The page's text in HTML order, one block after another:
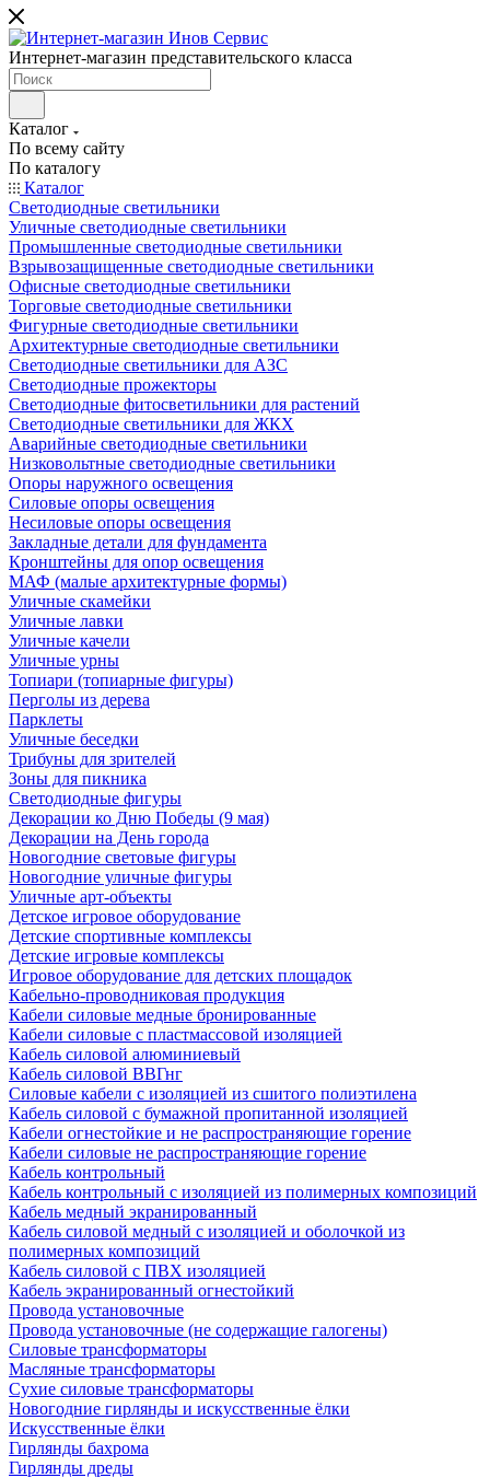
Интернет-магазин представительского класса
Каталог
По всему сайту
По каталогу
Каталог
Светодиодные светильники
Уличные светодиодные светильники
Промышленные светодиодные светильники
Взрывозащищенные светодиодные светильники
Офисные светодиодные светильники
Торговые светодиодные светильники
Фигурные светодиодные светильники
Архитектурные светодиодные светильники
Светодиодные светильники для АЗС
Светодиодные прожекторы
Светодиодные фитосветильники для растений
Светодиодные светильники для ЖКХ
Аварийные светодиодные светильники
Низковольтные светодиодные светильники
Опоры наружного освещения
Силовые опоры освещения
Несиловые опоры освещения
Закладные детали для фундамента
Кронштейны для опор освещения
МАФ (малые архитектурные формы)
Уличные скамейки
Уличные лавки
Уличные качели
Уличные урны
Топиари (топиарные фигуры)
Перголы из дерева
Парклеты
Уличные беседки
Трибуны для зрителей
Зоны для пикника
Светодиодные фигуры
Декорации ко Дню Победы (9 мая)
Декорации на День города
Новогодние световые фигуры
Новогодние уличные фигуры
Уличные арт-объекты
Детское игровое оборудование
Детские спортивные комплексы
Детские игровые комплексы
Игровое оборудование для детских площадок
Кабельно-проводниковая продукция
Кабели силовые медные бронированные
Кабели силовые с пластмассовой изоляцией
Кабель силовой алюминиевый
Кабель силовой ВВГнг
Силовые кабели с изоляцией из сшитого полиэтилена
Кабель силовой с бумажной пропитанной изоляцией
Кабели огнестойкие и не распространяющие горение
Кабели силовые не распространяющие горение
Кабель контрольный
Кабель контрольный с изоляцией из полимерных композиций
Кабель медный экранированный
Кабель силовой медный с изоляцией и оболочкой из
полимерных композиций
Кабель силовой с ПВХ изоляцией
Кабель экранированный огнестойкий
Провода установочные
Провода установочные (не содержащие галогены)
Силовые трансформаторы
Масляные трансформаторы
Сухие силовые трансформаторы
Новогодние гирлянды и искусственные ёлки
Искусственные ёлки
Гирлянды бахрома
Гирлянды дреды